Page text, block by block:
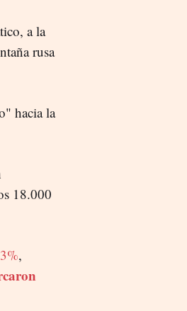
a la
rusa
hacia la
18.000
,